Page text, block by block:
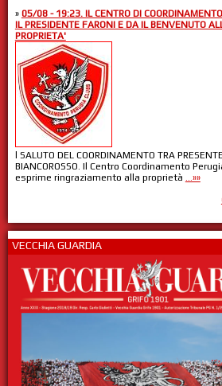
» 05/08 - 19:23. IL CENTRO DI
IL PRESIDENTE FARONI E DA IL BENVENUTO
PROPRIETA'
l SALUTO DEL COORDINAMENTO TRA
BIANCOROSSO. Il Centro Coordinamento
esprime ringraziamento alla proprietà ...»»
VECCHIA GUARDIA